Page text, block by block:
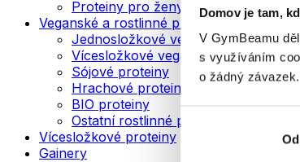
Domov je tam,
V GymBeamu
s využíváním
o žádný
Proteiny pro ženy
Veganské a rostlinné proteiny
Jednosložkové veganské proteiny
Vícesložkové veganské proteiny
Sójové proteiny
Hrachové proteiny
BIO proteiny
Ostatní rostlinné proteiny
Vícesložkové proteiny
Gainery